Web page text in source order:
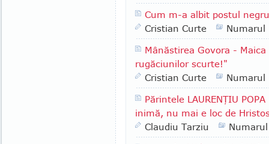
Cum m-a albit postul negru
Cristian Curte
Numarul
Mânăstirea Govora - Maica
rugăciunilor scurte!"
Cristian Curte
Numarul
Părintele LAURENŢIU
inimă, nu mai e loc de
Claudiu Tarziu